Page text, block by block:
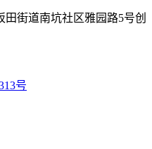
街道南坑社区雅园路5号创
号